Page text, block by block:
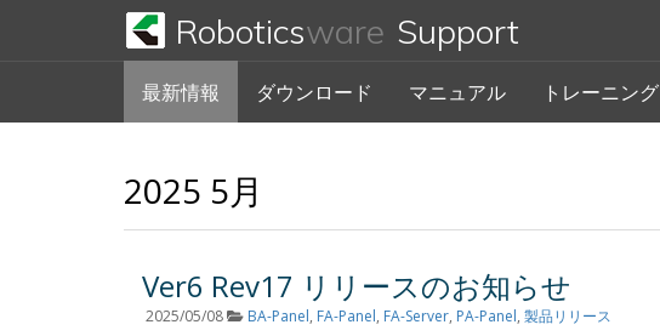
Roboticsware Support
最新情報 ダウンロード マニュアル トレーニング
2025 5月
Ver6 Rev17 リリースのお知らせ
2025/05/08 BA-Panel, FA-Panel, FA-Server, PA-Panel, 製品リリース